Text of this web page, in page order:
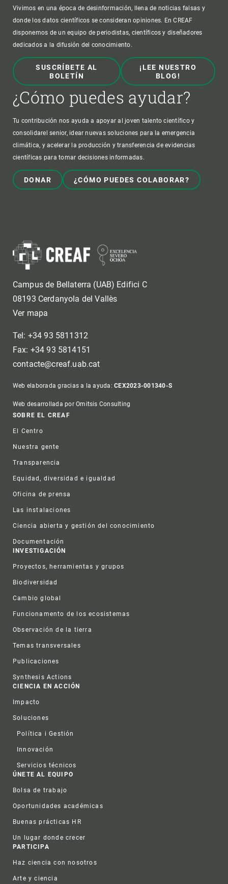
Vivimos en una época de desinformación, llena de noticias falsas y
donde los datos científicos se consideran opiniones. En CREAF
disponemos de un equipo de periodistas, científicos y diseñadores
dedicados a la difusión del conocimiento.
SUSCRÍBETE AL
BOLETÍN
¡LEE NUESTRO
BLOG!
¿Cómo puedes ayudar?
Tu contribución nos ayuda a apoyar al joven talento científico y
consolidarel senior, idear nuevas soluciones para la emergencia
climática, y acelerar la producción y transferencia de evidencias
científicas para tomar decisiones informadas.
DONAR ¿CÓMO PUEDES COLABORAR?
Campus de Bellaterra (UAB) Edifici C
08193 Cerdanyola del Vallès
Ver mapa
Tel: +34 93 5811312
Fax: +34 93 5814151
contacte@creaf.uab.cat
Web elaborada gracias a la ayuda:CEX2023-001340-S
Web desarrollada por Omitsis Consulting
Footer
SOBRE EL CREAF
El Centro
Nuestra gente
Transparencia
Equidad, diversidad e igualdad
Oficina de prensa
Las instalaciones
Ciencia abierta y gestión del conocimiento
Documentación
INVESTIGACIÓN
Proyectos, herramientas y grupos
Biodiversidad
Cambio global
Funcionamento de los ecosistemas
Observación de la tierra
Temas transversales
Publicaciones
Synthesis Actions
CIENCIA EN ACCIÓN
Impacto
Soluciones
Política i Gestión
Innovación
Servicios técnicos
ÚNETE AL EQUIPO
Bolsa de trabajo
Oportunidades académicas
Buenas prácticas HR
Un lugar donde crecer
PARTICIPA
Haz ciencia con nosotros
Arte y ciencia